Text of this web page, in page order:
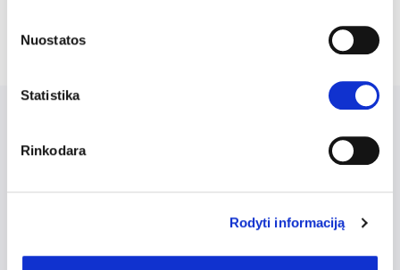
Nuostatos
Statistika
Rinkodara
Rodyti informaciją
express yourself and want to improve in IT? Great, because we are